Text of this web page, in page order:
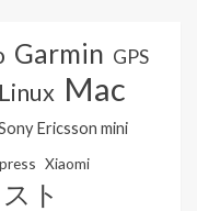
Garmin GPS
Linux Mac
Ericsson mini
Xiaomi
ト